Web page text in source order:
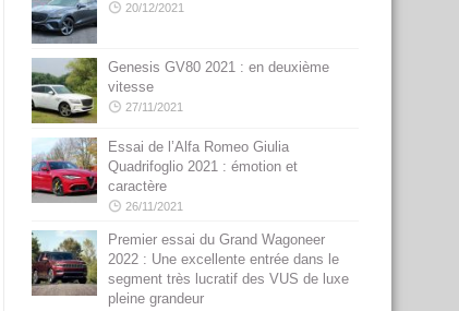
20/12/2021
Genesis GV80 2021 : en deuxième
vitesse
27/11/2021
Essai de l’Alfa Romeo Giulia
Quadrifoglio 2021 : émotion et
caractère
26/11/2021
Premier essai du Grand Wagoneer
2022 : Une excellente entrée dans le
segment très lucratif des VUS de luxe
pleine grandeur